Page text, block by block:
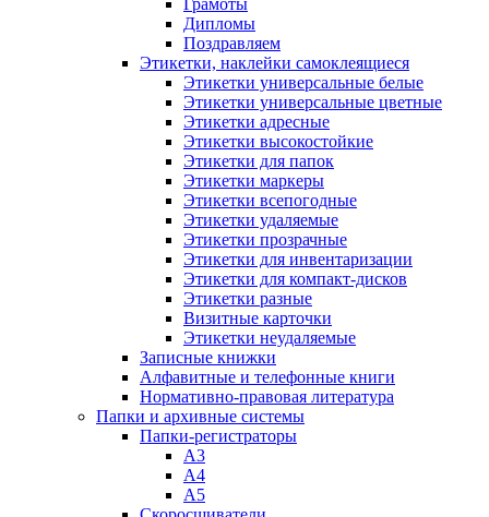
Грамоты
Дипломы
Поздравляем
Этикетки, наклейки самоклеящиеся
Этикетки универсальные белые
Этикетки универсальные цветные
Этикетки адресные
Этикетки высокостойкие
Этикетки для папок
Этикетки маркеры
Этикетки всепогодные
Этикетки удаляемые
Этикетки прозрачные
Этикетки для инвентаризации
Этикетки для компакт-дисков
Этикетки разные
Визитные карточки
Этикетки неудаляемые
Записные книжки
Алфавитные и телефонные книги
Нормативно-правовая литература
Папки и архивные системы
Папки-регистраторы
А3
А4
А5